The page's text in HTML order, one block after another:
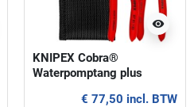
visibility
KNIPEX Cobra®
Waterpomptang plus
€ 77,50 incl. BTW